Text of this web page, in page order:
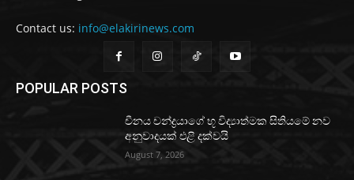
Contact us: info@elakirinews.com
POPULAR POSTS
චීනය චන්ද්‍රයාගේ භූ විද්‍යාත්මක සිතියමේ නව
අනුවාදයක් එළි දක්වයි
August 7, 2026